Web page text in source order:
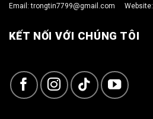
Email:trongtin7799@gmail.com Website:
KẾT NỐI VỚI CHÚNG TÔI